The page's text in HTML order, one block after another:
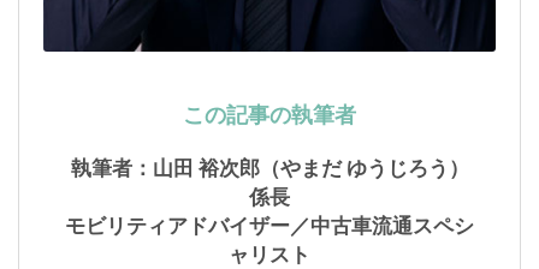
この記事の執筆者
執筆者：山田 裕次郎（やまだ ゆうじろう）
係長
モビリティアドバイザー／中古車流通スペシ
ャリスト